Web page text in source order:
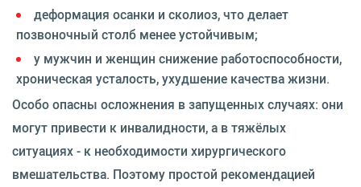
деформация осанки и сколиоз, что делает
позвоночный столб менее устойчивым;
у мужчин и женщин снижение работоспособности,
хроническая усталость, ухудшение качества жизни.
Особо опасны осложнения в запущенных случаях: они
могут привести к инвалидности, а в тяжёлых
ситуациях - к необходимости хирургического
вмешательства. Поэтому простой рекомендацией